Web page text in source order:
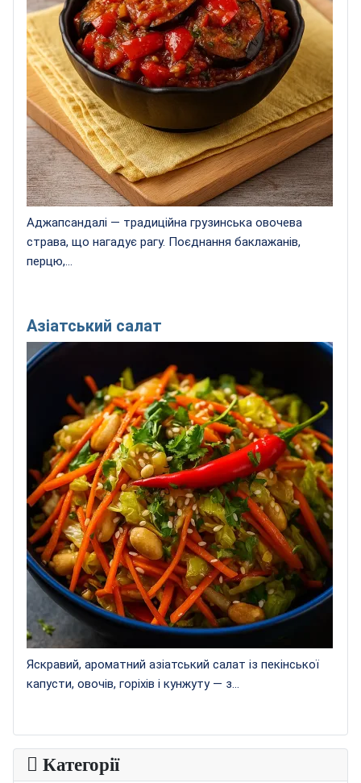
Аджапсандалі — традиційна грузинська овочева
страва, що нагадує рагу. Поєднання баклажанів,
перцю,...
Азіатський салат
Яскравий, ароматний азіатський салат із пекінської
капусти, овочів, горіхів і кунжуту — з...
Категорії